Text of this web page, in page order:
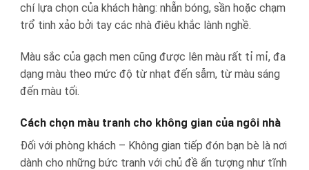
chí lựa chọn của khách hàng: nhẵn bóng, sần hoặc chạm
trổ tinh xảo bởi tay các nhà điêu khắc lành nghề.
Màu sắc của gạch men cũng được lên màu rất tỉ mỉ, đa
dạng màu theo mức độ từ nhạt đến sẫm, từ màu sáng
đến màu tối.
Cách chọn màu tranh cho không gian của ngôi nhà
Đối với phòng khách – Không gian tiếp đón bạn bè là nơi
dành cho những bức tranh với chủ đề ấn tượng như tĩnh